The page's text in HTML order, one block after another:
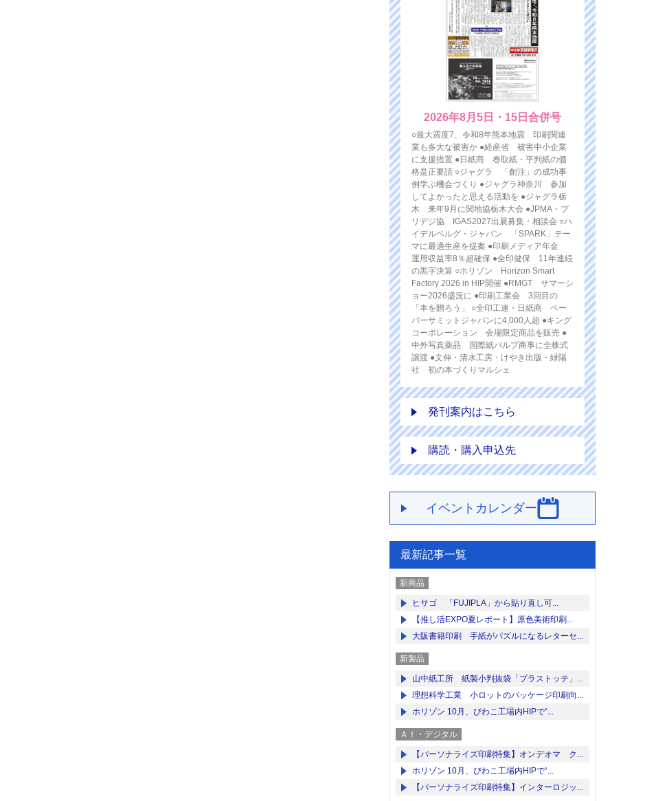
2026年8月5日・15日合併号
○最大震度7、令和8年熊本地震 印刷関連
業も多大な被害か ●経産省 被害中小企業
に支援措置 ●日紙商 巻取紙・平判紙の価
格是正要請 ○ジャグラ 「創注」の成功事
例学ぶ機会づくり ●ジャグラ神奈川 参加
してよかったと思える活動を ●ジャグラ栃
木 来年9月に関地協栃木大会 ●JPMA・プ
リデジ協 IGAS2027出展募集・相談会 ○ハ
イデルベルグ・ジャパン 「SPARK」テー
マに最適生産を提案 ●印刷メディア年金
運用収益率8％超確保 ●全印健保 11年連続
の黒字決算 ○ホリゾン Horizon Smart
Factory 2026 in HIP開催 ●RMGT サマーシ
ョー2026盛況に ●印刷工業会 3回目の
「本を贈ろう」 ○全印工連・日紙商 ペー
パーサミットジャパンに4,000人超 ●キング
コーポレーション 会場限定商品を販売 ●
中外写真薬品 国際紙パルプ商事に全株式
譲渡 ●文伸・清水工房・けやき出版・緑陽
社 初の本づくりマルシェ
発刊案内はこちら
購読・購入申込先
イベントカレンダー
最新記事一覧
新商品
ヒサゴ 「FUJIPLA」から貼り直し可...
【推し活EXPO夏レポート】原色美術印刷...
大阪書籍印刷 手紙がパズルになるレターセ...
新製品
山中紙工所 紙製小判抜袋「プラストッテ」...
理想科学工業 小ロットのパッケージ印刷向...
ホリゾン 10月、びわこ工場内HIPで“...
ＡＩ・デジタル
【パーソナライズ印刷特集】オンデオマ ク...
ホリゾン 10月、びわこ工場内HIPで“...
【パーソナライズ印刷特集】インターロジッ...